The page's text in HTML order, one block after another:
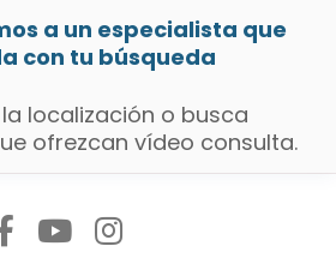
a un especialista que
con tu búsqueda
localización o busca
ofrezcan vídeo consulta.